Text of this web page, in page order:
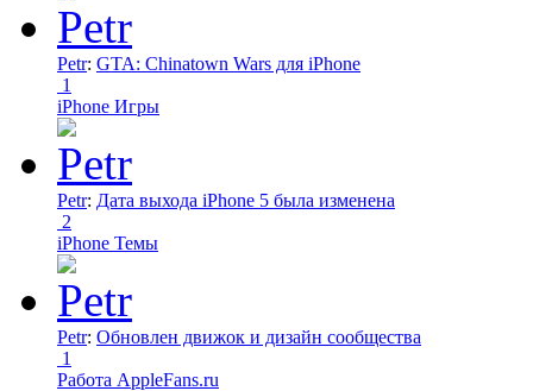
Petr: GTA: Chinatown Wars для iPhone
1
iPhone Игры
Petr: Дата выхода iPhone 5 была изменена
2
iPhone Темы
Petr: Обновлен движок и дизайн сообщества
1
Работа AppleFans.ru